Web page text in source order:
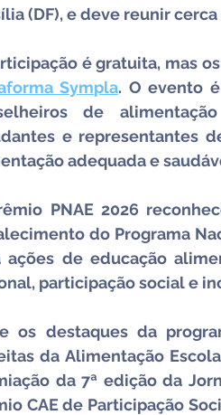
(DF), e deve reunir
Sympla. O evento
de
e representantes
adequada e
PNAE 2026
do Programa
ações de educação
participação social e
os destaques da
da Alimentação
da 7ª edição da
CAE de Participação